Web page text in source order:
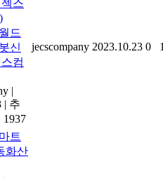
드
신
컴
|
| 추
1937
jecscompany 2023.10.23 0